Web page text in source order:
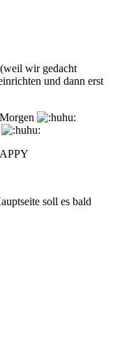
wir gedacht
und dann erst
soll es bald